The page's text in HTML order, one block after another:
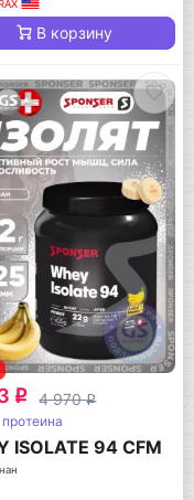
В корзину
q 4 970q
ISOLATE 94 CFM